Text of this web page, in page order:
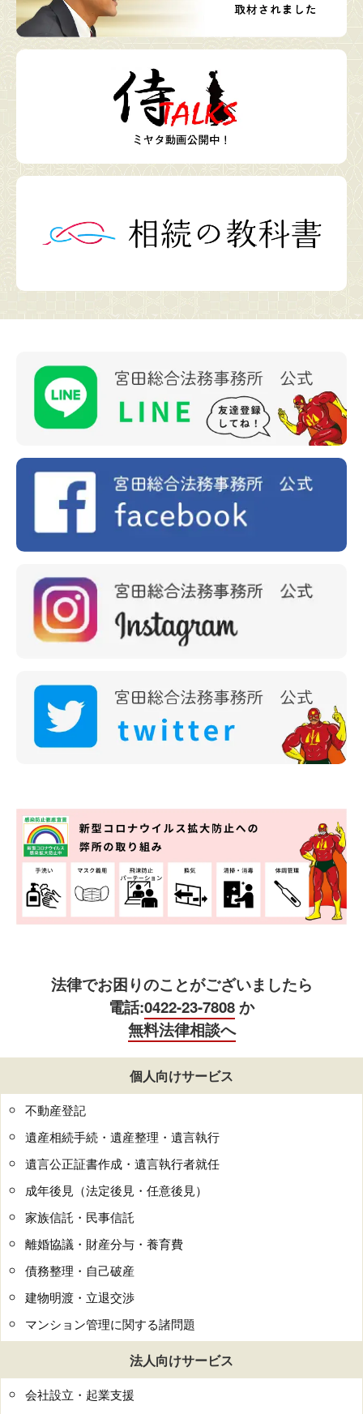
法律でお困りのことがございましたら
電話:0422-23-7808か
無料法律相談へ
個人向けサービス
不動産登記
遺産相続手続・遺産整理・遺言執行
遺言公正証書作成・遺言執行者就任
成年後見（法定後見・任意後見）
家族信託・民事信託
離婚協議・財産分与・養育費
債務整理・自己破産
建物明渡・立退交渉
マンション管理に関する諸問題
法人向けサービス
会社設立・起業支援